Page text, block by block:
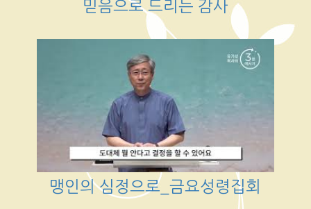
믿음으로 드리는 감사
맹인의 심정으로_금요성령집회